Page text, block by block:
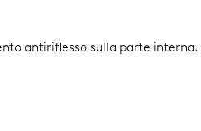
antiriflesso sulla parte interna.